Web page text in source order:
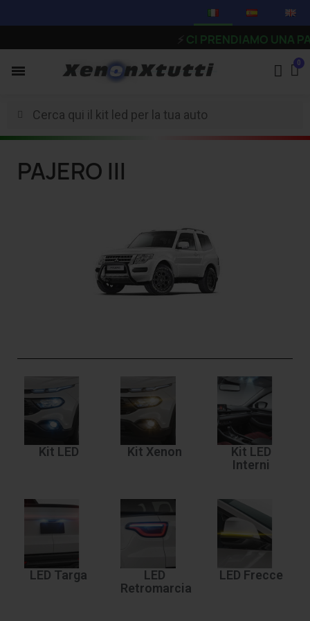
CI PRENDIAMO UNA
PAJERO III
Kit LED Kit Xenon
Kit LED
Interni
LED Targa
LED
Retromarcia
LED Frecce